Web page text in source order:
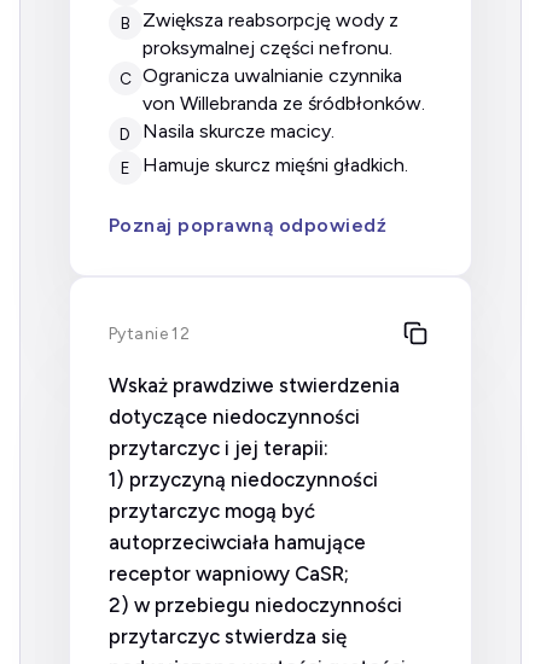
B
zwiększa reabsorpcję wody z
proksymalnej części nefronu.
C ogranicza uwalnianie czynnika
von Willebranda ze śródbłonków.
D nasila skurcze macicy.
E hamuje skurcz mięśni gładkich.
Poznaj poprawną odpowiedź
Pytanie 12
Wskaż prawdziwe stwierdzenia
dotyczące niedoczynności
przytarczyc i jej terapii:
1) przyczyną niedoczynności
przytarczyc mogą być
autoprzeciwciała hamujące
receptor wapniowy CaSR;
2) w przebiegu niedoczynności
przytarczyc stwierdza się